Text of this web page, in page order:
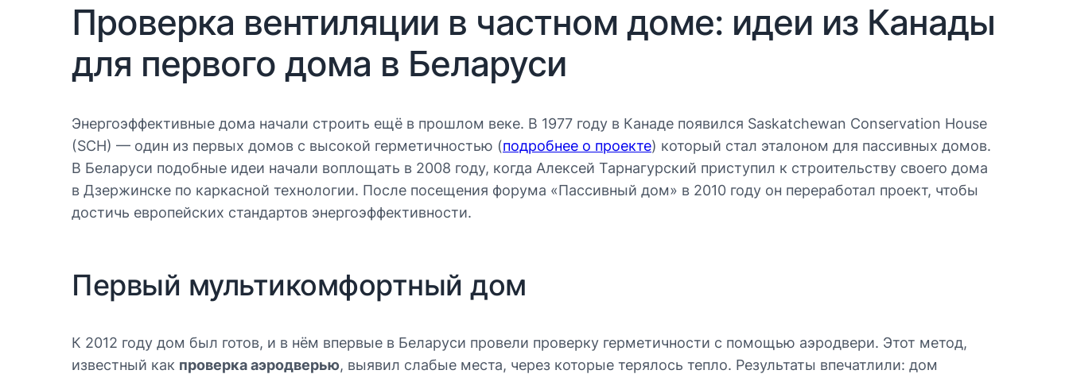
Проверка вентиляции в частном доме: идеи из Канады
для первого дома в Беларуси
Энергоэффективные дома начали строить ещё в прошлом веке. В 1977 году в Канаде появился Saskatchewan Conservation House
(SCH) — один из первых домов с высокой герметичностью (подробнее о проекте) который стал эталоном для пассивных домов.
В Беларуси подобные идеи начали воплощать в 2008 году, когда Алексей Тарнагурский приступил к строительству своего дома
в Дзержинске по каркасной технологии. После посещения форума «Пассивный дом» в 2010 году он переработал проект, чтобы
достичь европейских стандартов энергоэффективности.
Первый мультикомфортный дом
К 2012 году дом был готов, и в нём впервые в Беларуси провели проверку герметичности с помощью аэродвери. Этот метод,
известный как проверка аэродверью, выявил слабые места, через которые терялось тепло. Результаты впечатлили: дом